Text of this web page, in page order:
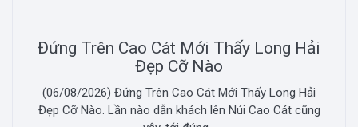
Đứng Trên Cao Cát Mới Thấy Long Hải
Đẹp Cỡ Nào
(06/08/2026) Đứng Trên Cao Cát Mới Thấy Long Hải
Đẹp Cỡ Nào. Lần nào dẫn khách lên Núi Cao Cát cũng